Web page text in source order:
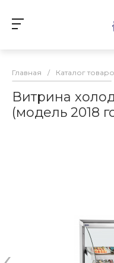
Главная / Каталог
Витрина
(модель 2018